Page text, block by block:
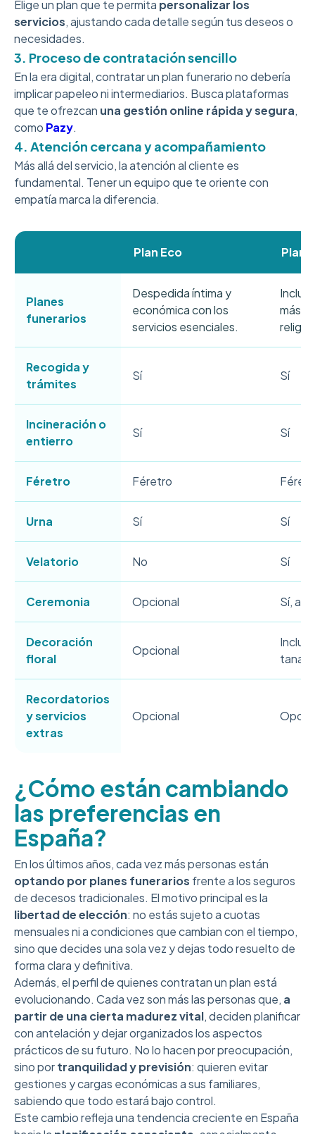
Elige un plan que te permita personalizar los
servicios, ajustando cada detalle según tus deseos o
necesidades.
3. Proceso de contratación sencillo
En la era digital, contratar un plan funerario no debería
implicar papeleo ni intermediarios. Busca plataformas
que te ofrezcan una gestión online rápida y segura,
como Pazy.
4. Atención cercana y acompañamiento
Más allá del servicio, la atención al cliente es
fundamental. Tener un equipo que te oriente con
empatía marca la diferencia.
Plan Eco Plan
Planes
funerarios
Despedida íntima y
económica con los
servicios esenciales.
más
Recogida y
trámites
Sí Sí
Incineración o
entierro
Sí Sí
Féretro Féretro
Urna Sí Sí
Velatorio No Sí
Ceremonia Opcional Sí,
Decoración
floral
Opcional
Recordatorios
y servicios
extras
Opcional
¿Cómo están cambiando
las preferencias en
España?
En los últimos años, cada vez más personas están
optando por planes funerarios frente a los seguros
de decesos tradicionales. El motivo principal es la
libertad de elección: no estás sujeto a cuotas
mensuales ni a condiciones que cambian con el tiempo,
sino que decides una sola vez y dejas todo resuelto de
forma clara y definitiva.
Además, el perfil de quienes contratan un plan está
evolucionando. Cada vez son más las personas que, a
partir de una cierta madurez vital, deciden planificar
con antelación y dejar organizados los aspectos
prácticos de su futuro. No lo hacen por preocupación,
sino portranquilidad y previsión: quieren evitar
gestiones y cargas económicas a sus familiares,
sabiendo que todo estará bajo control.
Este cambio refleja una tendencia creciente en España